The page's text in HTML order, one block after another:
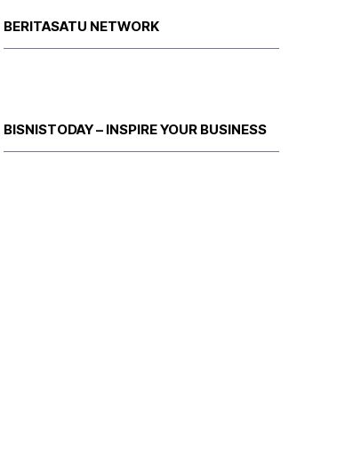
BERITASATU NETWORK
BISNISTODAY – INSPIRE YOUR BUSINESS